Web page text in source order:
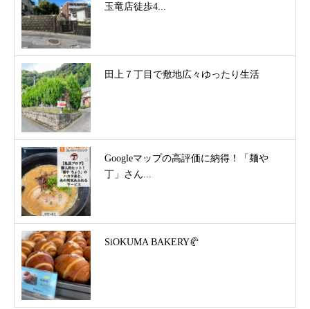
玉竜店徒歩4...
田上７丁目で敷地広々ゆったり生活
Googleマップの高評価に納得！「麺や
丁」さん...
SiOKUMA BAKERY🥐